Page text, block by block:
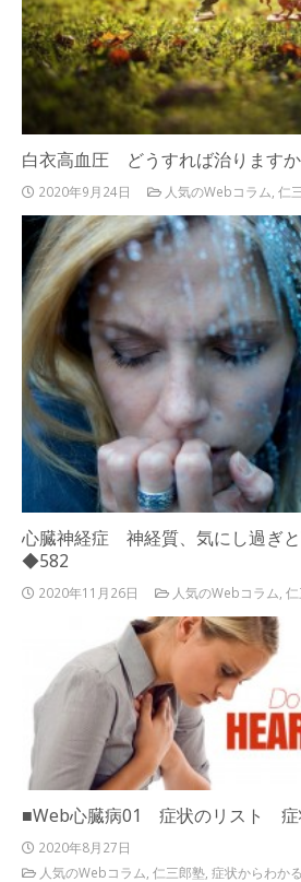
白衣高血圧 どうすれば治ります
2020年9月24日 人気のWebコラム ,仁
心臓神経症 神経質、気にし過ぎ
◆582
2020年11月26日 人気のWebコラム ,
■Web心臓病01 症状のリスト 症
2020年8月27日
人気のWebコラム 仁三郎塾, 症状からわか